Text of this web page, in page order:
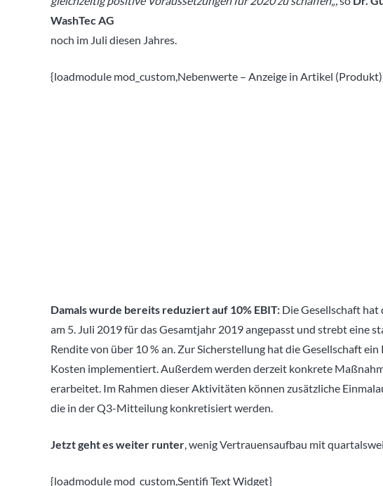
WashTec AG
noch im Juli diesen Jahres.
{loadmodule mod_custom,Nebenwerte – Anzeige in Artikel
Damals wurde bereits reduziert auf 10% EBIT: Die Gesellschaft hat
am 5. Juli 2019 für das Gesamtjahr 2019 angepasst und strebt eine
Rendite von über 10 % an. Zur Sicherstellung hat die Gesellschaft
Kosten implementiert. Außerdem werden derzeit konkrete
erarbeitet. Im Rahmen dieser Aktivitäten können zusätzliche
die in der Q3-Mitteilung konkretisiert werden.
Jetzt geht es weiter runter, wenig Vertrauensaufbau mit
{loadmodule mod_custom,Sentifi Text Widget}